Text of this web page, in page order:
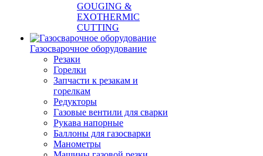
GOUGING &
EXOTHERMIC
CUTTING
Газосварочное оборудование
Резаки
Горелки
Запчасти к резакам и
горелкам
Редукторы
Газовые вентили для сварки
Рукава напорные
Баллоны для газосварки
Манометры